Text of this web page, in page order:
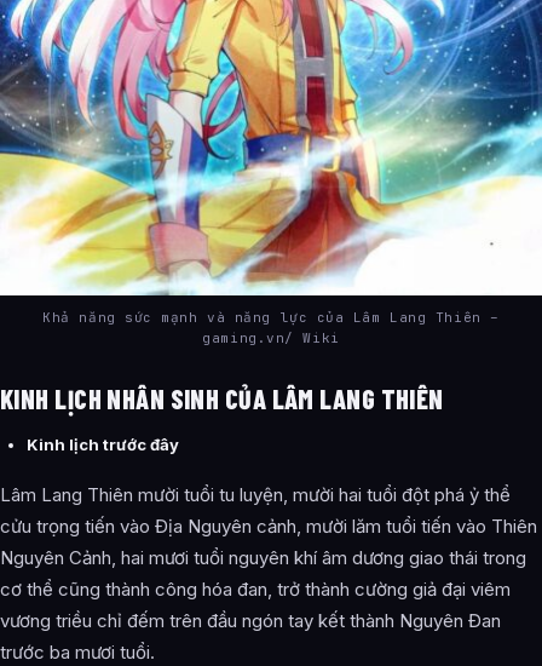
Khả năng sức mạnh và năng lực của Lâm Lang Thiên –
gaming.vn/ Wiki
KINH LỊCH NHÂN SINH CỦA LÂM LANG THIÊN
Kinh lịch trước đây
Lâm Lang Thiên mười tuổi tu luyện, mười hai tuổi đột phá ỷ thể
cửu trọng tiến vào Địa Nguyên cảnh, mười lăm tuổi tiến vào Thiên
Nguyên Cảnh, hai mươi tuổi nguyên khí âm dương giao thái trong
cơ thể cũng thành công hóa đan, trở thành cường giả đại viêm
vương triều chỉ đếm trên đầu ngón tay kết thành Nguyên Đan
trước ba mươi tuổi.